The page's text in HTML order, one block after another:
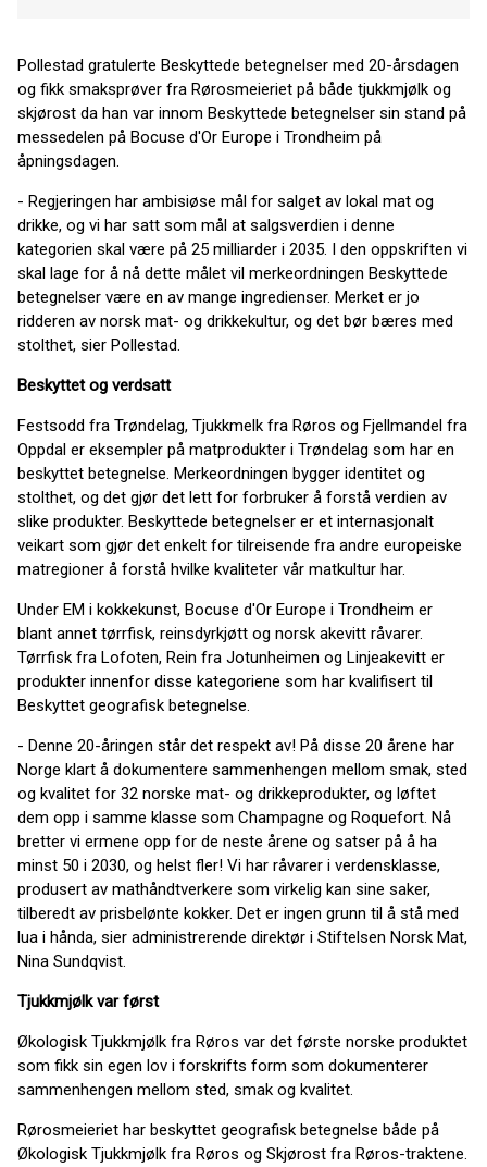
Pollestad gratulerte Beskyttede betegnelser med 20-årsdagen
og fikk smaksprøver fra Rørosmeieriet på både tjukkmjølk og
skjørost da han var innom Beskyttede betegnelser sin stand på
messedelen på Bocuse d'Or Europe i Trondheim på
åpningsdagen.
- Regjeringen har ambisiøse mål for salget av lokal mat og
drikke, og vi har satt som mål at salgsverdien i denne
kategorien skal være på 25 milliarder i 2035. I den oppskriften vi
skal lage for å nå dette målet vil merkeordningen Beskyttede
betegnelser være en av mange ingredienser. Merket er jo
ridderen av norsk mat- og drikkekultur, og det bør bæres med
stolthet, sier Pollestad.
Beskyttet og verdsatt
Festsodd fra Trøndelag, Tjukkmelk fra Røros og Fjellmandel fra
Oppdal er eksempler på matprodukter i Trøndelag som har en
beskyttet betegnelse. Merkeordningen bygger identitet og
stolthet, og det gjør det lett for forbruker å forstå verdien av
slike produkter. Beskyttede betegnelser er et internasjonalt
veikart som gjør det enkelt for tilreisende fra andre europeiske
matregioner å forstå hvilke kvaliteter vår matkultur har.
Under EM i kokkekunst, Bocuse d'Or Europe i Trondheim er
blant annet tørrfisk, reinsdyrkjøtt og norsk akevitt råvarer.
Tørrfisk fra Lofoten, Rein fra Jotunheimen og Linjeakevitt er
produkter innenfor disse kategoriene som har kvalifisert til
Beskyttet geografisk betegnelse.
- Denne 20-åringen står det respekt av! På disse 20 årene har
Norge klart å dokumentere sammenhengen mellom smak, sted
og kvalitet for 32 norske mat- og drikkeprodukter, og løftet
dem opp i samme klasse som Champagne og Roquefort. Nå
bretter vi ermene opp for de neste årene og satser på å ha
minst 50 i 2030, og helst fler! Vi har råvarer i verdensklasse,
produsert av mathåndtverkere som virkelig kan sine saker,
tilberedt av prisbelønte kokker. Det er ingen grunn til å stå med
lua i hånda, sier administrerende direktør i Stiftelsen Norsk Mat,
Nina Sundqvist.
Tjukkmjølk var først
Økologisk Tjukkmjølk fra Røros var det første norske produktet
som fikk sin egen lov i forskrifts form som dokumenterer
sammenhengen mellom sted, smak og kvalitet.
Rørosmeieriet har beskyttet geografisk betegnelse både på
Økologisk Tjukkmjølk fra Røros og Skjørost fra Røros-traktene.